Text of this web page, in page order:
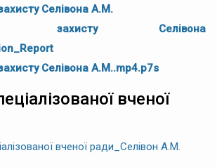
Селівона А.М.
захисту Селівона
Селівона А.М..mp4.p7s
вченої
вченої ради_Селівон А.М.